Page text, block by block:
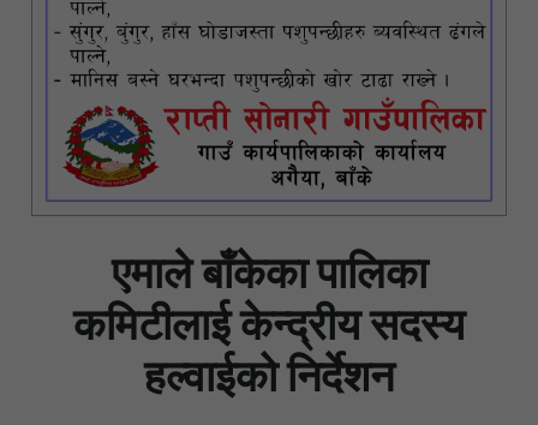
एमाले बाँकेका पालिका
कमिटीलाई केन्द्रीय सदस्य
हल्वाईको निर्देशन